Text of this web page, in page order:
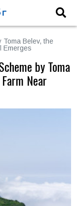
Toma Belev, the
Emerges
by Toma
Near